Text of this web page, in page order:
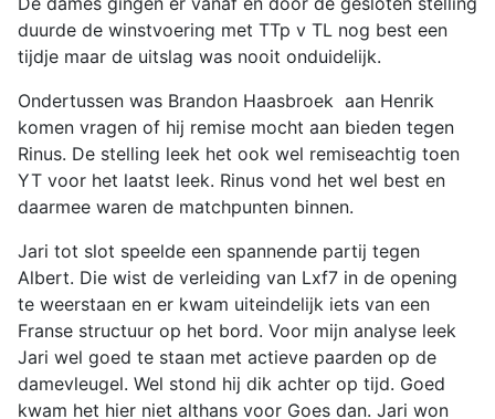
duurde de winstvoering met TTp v TL nog best een
tijdje maar de uitslag was nooit onduidelijk.
Ondertussen was Brandon Haasbroek aan Henrik
komen vragen of hij remise mocht aan bieden tegen
Rinus. De stelling leek het ook wel remiseachtig toen
YT voor het laatst leek. Rinus vond het wel best en
daarmee waren de matchpunten binnen.
Jari tot slot speelde een spannende partij tegen
Albert. Die wist de verleiding van Lxf7 in de opening
te weerstaan en er kwam uiteindelijk iets van een
Franse structuur op het bord. Voor mijn analyse leek
Jari wel goed te staan met actieve paarden op de
damevleugel. Wel stond hij dik achter op tijd. Goed
kwam het hier niet althans voor Goes dan. Jari won